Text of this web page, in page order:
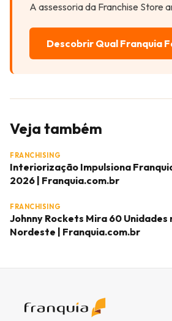
A assessoria da Franchise Store
Descobrir Qual Franquia
Veja também
FRANCHISING
Interiorização Impulsiona
2026 | Franquia.com.br
FRANCHISING
Johnny Rockets Mira 60 Unidades
Nordeste | Franquia.com.br